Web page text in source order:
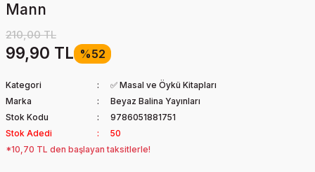
Mann
210,00 TL
99,90 TL %52
Kategori
✅ Masal ve Öykü Kitapları
Marka
Beyaz Balina Yayınları
Stok Kodu
9786051881751
Stok Adedi
50
*10,70 TL den başlayan taksitlerle!